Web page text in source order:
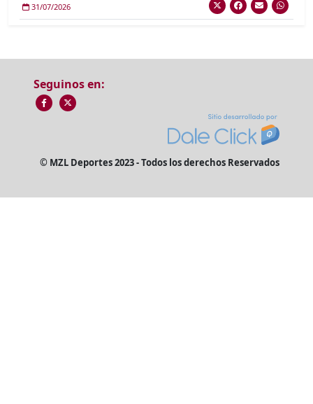
31/07/2026
Seguinos en:
© MZL Deportes 2023 - Todos los derechos Reservados